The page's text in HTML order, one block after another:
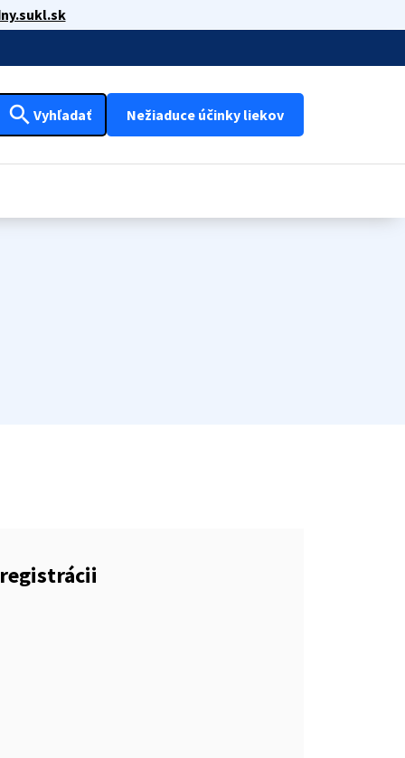
search Vyhľadať Nežiaduce účinky liekov